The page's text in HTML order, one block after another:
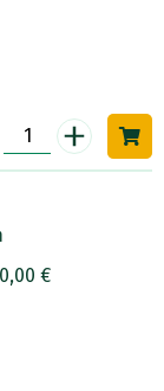
+
€